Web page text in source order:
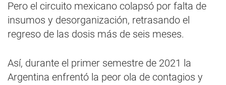
Pero el circuito mexicano colapsó por falta de
insumos y desorganización, retrasando el
regreso de las dosis más de seis meses.
Así, durante el primer semestre de 2021 la
Argentina enfrentó la peor ola de contagios y